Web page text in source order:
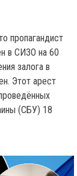
пропагандист
в СИЗО на 60
залога в
Этот арест
(СБУ) 18